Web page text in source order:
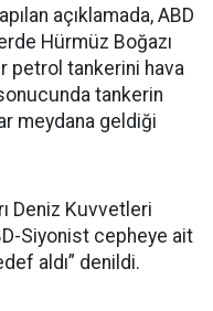
açıklamada, ABD
Hürmüz Boğazı
petrol tankerini hava
tankerin
meydana geldiği
Deniz Kuvvetleri
Siyonist cepheye ait
aldı” denildi.